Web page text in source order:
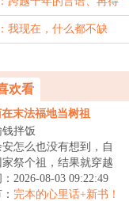
我现在，什么都不缺
欢看
末法福地当树祖
拌饭
怎么也没有想到，自
家祭个祖，结果就穿越
，他化身成了一棵稀
而这...
2026-08-03 09:22:49
完本的心里话+新书！